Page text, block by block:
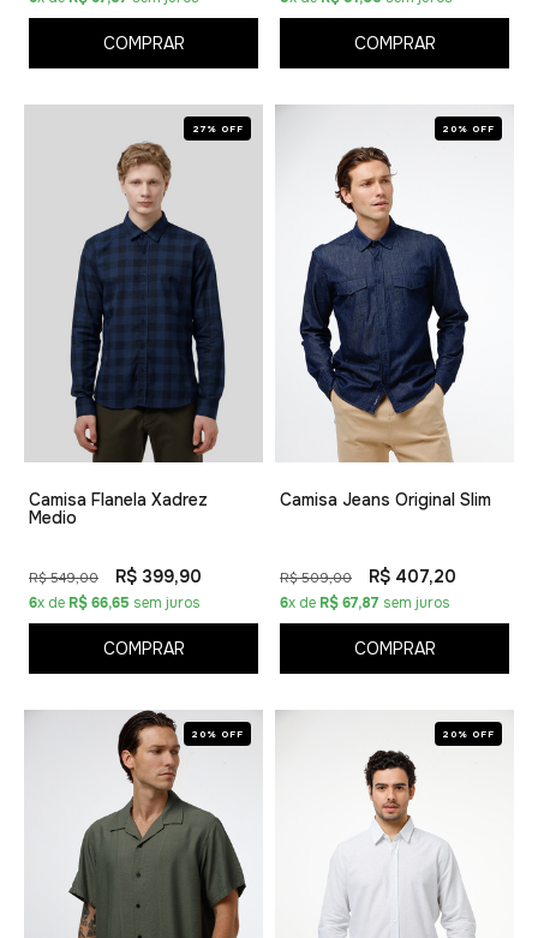
COMPRAR COMPRAR
27% OFF
Camisa Flanela Xadrez
Medio
R$ 549,00 R$ 399,90
6x de R$ 66,65 sem juros
COMPRAR
20% OFF
Camisa Jeans Original Slim
R$ 509,00 R$ 407,20
6x de R$ 67,87 sem juros
COMPRAR
20% OFF 20% OFF